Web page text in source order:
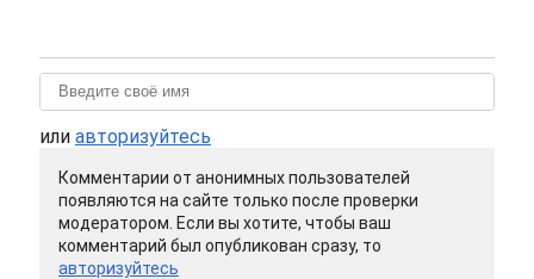
или авторизуйтесь
Комментарии от анонимных пользователей
появляются на сайте только после проверки
модератором. Если вы хотите, чтобы ваш
комментарий был опубликован сразу, то
авторизуйтесь